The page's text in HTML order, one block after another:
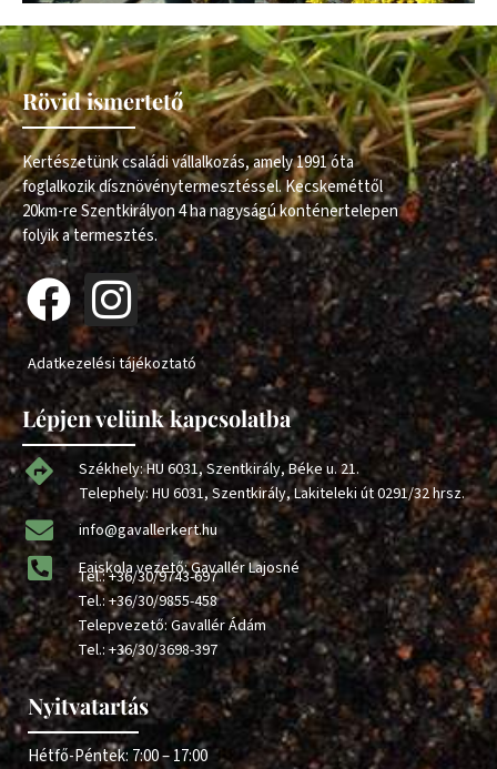
Rövid ismertető
Kertészetünk családi vállalkozás, amely 1991 óta
foglalkozik dísznövénytermesztéssel. Kecskeméttől
20km-re Szentkirályon 4 ha nagyságú konténertelepen
folyik a termesztés.
Adatkezelési tájékoztató
Lépjen velünk kapcsolatba
Székhely: HU 6031, Szentkirály, Béke u. 21.
Telephely: HU 6031, Szentkirály, Lakiteleki út 0291/32 hrsz.
info@gavallerkert.hu
Faiskola vezető: Gavallér Lajosné
Tel.:+36/30/9743-697
Tel.:+36/30/9855-458
Telepvezető: Gavallér Ádám
Tel.:+36/30/3698-397
Nyitvatartás
Hétfő-Péntek: 7:00 – 17:00